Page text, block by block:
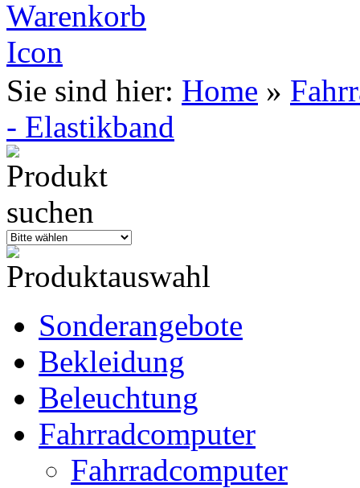
Sie sind hier: Home »
- Elastikband
Sonderangebote
Bekleidung
Beleuchtung
Fahrradcomputer
Fahrradcomputer